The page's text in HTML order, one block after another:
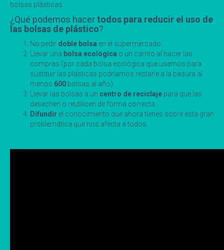
bolsas plásticas.
¿Qué podemos hacertodos para reducir el uso de
las bolsas de plástico?
No pedir doble bolsa en el supermercado.
Llevar una bolsa ecológica o un carrito al hacer las
compras (por cada bolsa ecológica que usemos para
sustituir las plásticas podríamos restarle a la basura al
menos 600 bolsas al año).
Llevar las bolsas a un centro de reciclaje para que las
desechen o reutilicen de forma correcta.
Difundir el conocimiento que ahora tienes sobre esta gran
problemática que nos afecta a todos.